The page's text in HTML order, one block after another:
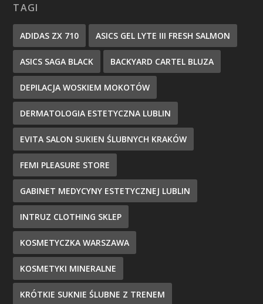
TAGI
ADIDAS ZX 710 ASICS GEL LYTE III FRESH SALMON
ASICS SAGA BLACK BACKYARD CARTEL BLUZA
DEPILACJA WOSKIEM MOKOTÓW
DERMATOLOGIA ESTETYCZNA LUBLIN
EVITA SALON SUKIEN ŚLUBNYCH KRAKÓW
FEMI PLEASURE STORE
GABINET MEDYCYNY ESTETYCZNEJ LUBLIN
INTRUZ CLOTHING SKLEP
KOSMETYCZKA WARSZAWA
KOSMETYKI MINERALNE
KRÓTKIE SUKNIE ŚLUBNE Z TRENEM